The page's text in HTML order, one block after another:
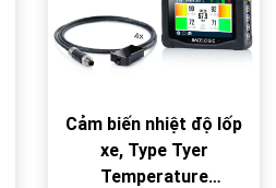
Cảm biến nhiệt độ lốp
xe, Type Tyer
Temperature